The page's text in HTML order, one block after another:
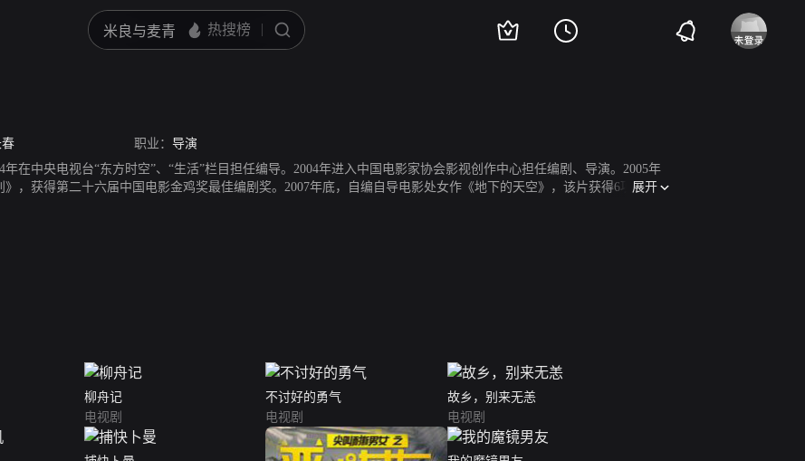
职业： 导演
年在中央电视台“东方时空”、“生活”栏目担任编导。2004年进入中国电影家协会影视创作中心担任编剧、导演。2005年
，获得第二十六届中国电影金鸡奖最佳编剧奖。2007年底，自编自导电影处女作《地下的天空》，该片获得6项国际大
展开
柳舟记
电视剧
不讨好的勇气
电视剧
故乡，别来无恙
电视剧